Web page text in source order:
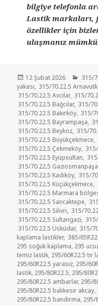
bilgiye telefonla
Lastik markaları,
özellikler için
ulaşmanız
Yayın
tarihi
12 Şubat 2026 315/
yakası, 315/70.22.5
315/70.22.5 Avcılar, 315/
315/70.22.5 Bağcılar, 315/
315/70.22.5 Bakırköy, 315/
315/70.22.5 Bayrampaşa,
315/70.22.5 Beykoz, 315/
315/70.22.5 Büyükçekmece,
315/70.22.5 Çekmeköy,
315/70.22.5 Eyüpsultan,
315/70.22.5 Gaziosmanpaşa
315/70.22.5 Kadıköy, 315/
315/70.22.5 Küçükçekmece,
315/70.22.5 Marmara
315/70.22.5 Sancaktepe,
315/70.22.5 Silivri, 315/
315/70.22.5 Sultangazi,
315/70.22.5 Üsküdar, 315/
kaplama lastikler, 385/
295 soğuk kaplama, 295
temiz lastik, 295/60R22.5 tır
295/60R22.5 yarasız, 295/
lastik, 295/80R22.5, 295/
295/80R22.5 ambarlar, 295/
295/80R22.5 balıkesir akcay,
295/80R22.5 bandırma, 295/